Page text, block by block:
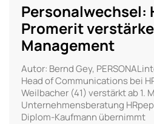
Personalwechsel:
Promerit
Management
Autor: Bernd Gey,
Head of Communications bei
Weilbacher (41) verstärkt ab 1.
Unternehmensberatung
Diplom-Kaufmann übernimmt